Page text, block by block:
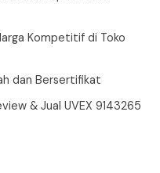
Kompetitif di Toko
dan Bersertifikat
& Jual UVEX 9143265